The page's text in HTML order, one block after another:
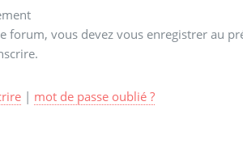
forum, vous devez vous enregistrer au
| mot de passe oublié ?